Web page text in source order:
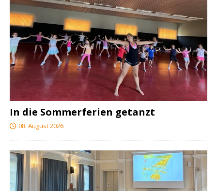
In die Sommerferien getanzt
08. August 2026